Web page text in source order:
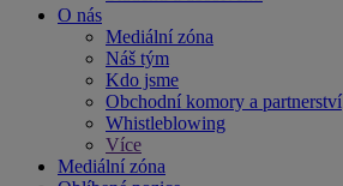
O nás
Mediální zóna
Náš tým
Kdo jsme
Obchodní komory a partnerství
Whistleblowing
Více
Mediální zóna